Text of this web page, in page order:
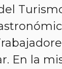
En la